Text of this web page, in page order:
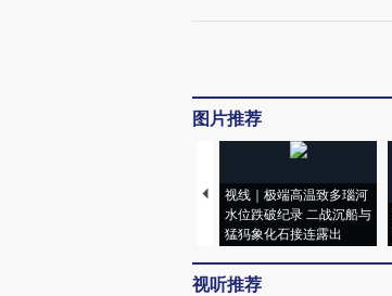
图片推荐
视线｜极端高温致多瑙河
水位跌破纪录 二战沉船与
猛犸象化石接连露出
视听推荐